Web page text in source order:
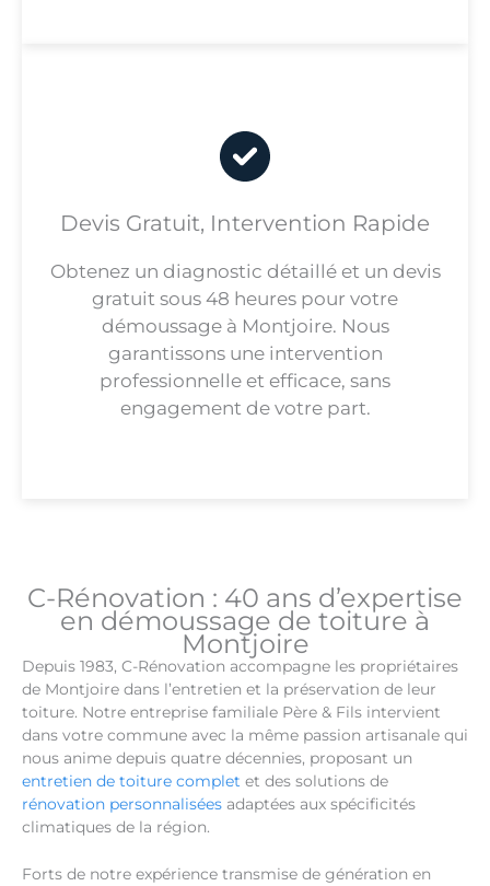
Devis Gratuit, Intervention Rapide
Obtenez un diagnostic détaillé et un devis
gratuit sous 48 heures pour votre
démoussage à Montjoire. Nous
garantissons une intervention
professionnelle et efficace, sans
engagement de votre part.
C-Rénovation : 40 ans d’expertise
en démoussage de toiture à
Montjoire
Depuis 1983, C-Rénovation accompagne les propriétaires
de Montjoire dans l’entretien et la préservation de leur
toiture. Notre entreprise familiale Père & Fils intervient
dans votre commune avec la même passion artisanale qui
nous anime depuis quatre décennies, proposant un
entretien de toiture complet et des solutions de
rénovation personnalisées adaptées aux spécificités
climatiques de la région.
Forts de notre expérience transmise de génération en